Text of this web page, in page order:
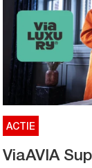
ACTIE
ViaAVIA